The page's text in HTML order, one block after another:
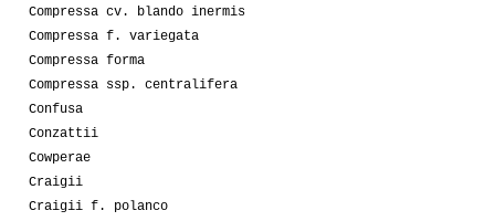
Compressa cv. blando inermis
Compressa f. variegata
Compressa forma
Compressa ssp. centralifera
Confusa
Conzattii
Cowperae
Craigii
Craigii f. polanco